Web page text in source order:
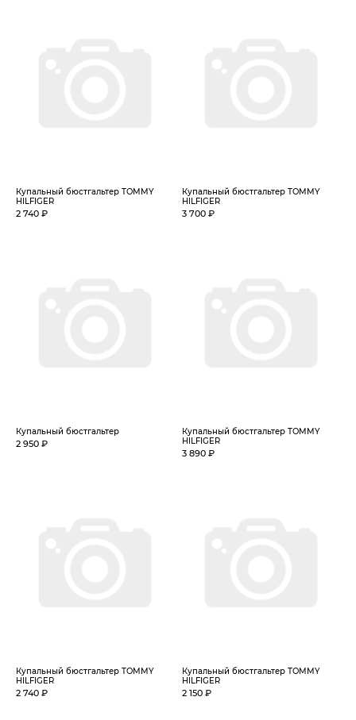
Купальный бюстгальтер TOMMY
HILFIGER
2 740 ₽
Купальный бюстгальтер TOMMY
HILFIGER
3 700 ₽
Купальный бюстгальтер
2 950 ₽
Купальный бюстгальтер TOMMY
HILFIGER
3 890 ₽
Купальный бюстгальтер TOMMY
HILFIGER
2 740 ₽
Купальный бюстгальтер TOMMY
HILFIGER
2 150 ₽